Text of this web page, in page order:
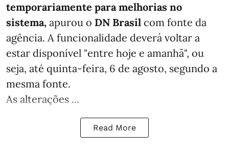
temporariamente para melhorias no
sistema, apurou o DN Brasil com fonte da
agência. A funcionalidade deverá voltar a
estar disponível "entre hoje e amanhã", ou
seja, até quinta-feira, 6 de agosto, segundo a
mesma fonte.
As alterações ...
Read More